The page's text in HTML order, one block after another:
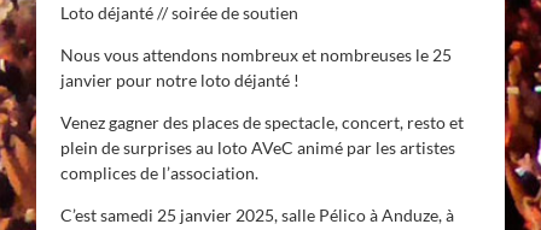
Loto déjanté // soirée de soutien
Nous vous attendons nombreux et nombreuses le 25
janvier pour notre loto déjanté !
Venez gagner des places de spectacle, concert, resto et
plein de surprises au loto AVeC animé par les artistes
complices de l’association.
C’est samedi 25 janvier 2025, salle Pélico à Anduze, à